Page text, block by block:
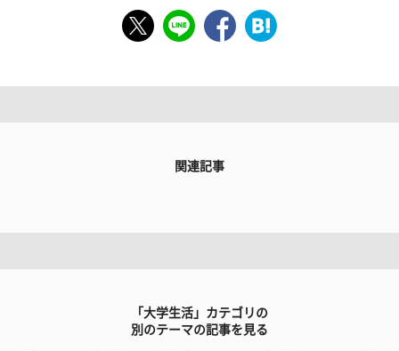
関連記事
「大学生活」カテゴリの
別のテーマの記事を見る